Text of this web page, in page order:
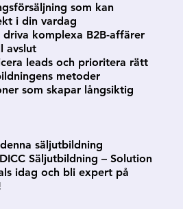
som kan
i din vardag
komplexa B2B-affärer
avslut
leads och prioritera rätt
metoder
som skapar långsiktig
säljutbildning
Säljutbildning – Solution
idag och bli expert på